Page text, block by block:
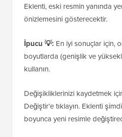
Eklenti, eski resmin yanında
önizlemesini gösterecektir.
İpucu 💡: En iyi sonuçlar için,
boyutlarda (genişlik ve
kullanın.
Değişikliklerinizi kaydetmek
Değiştir’e tıklayın. Eklenti
boyunca yeni resimle